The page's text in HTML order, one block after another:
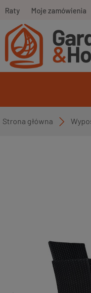
Raty Moje zamówienia
Strona główna